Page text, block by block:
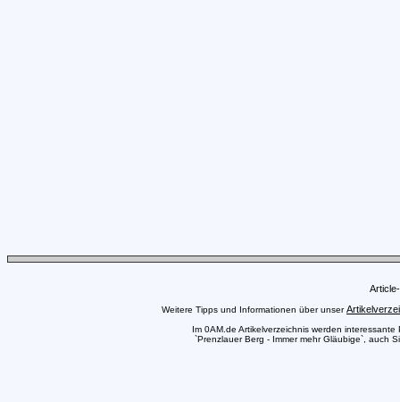
Weitere Tipps und Informationen über unser
Im 0AM.de Artikelverzeichnis werden
`Prenzlauer Berg - Immer mehr Gläubige`, auch